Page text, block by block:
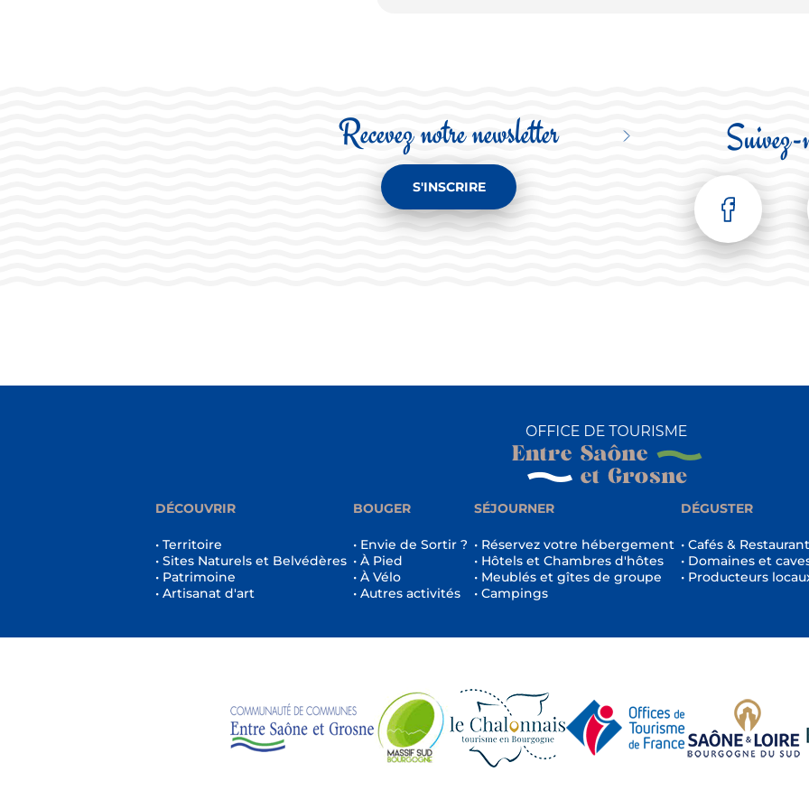
Recevez notre newsletter
S'INSCRIRE
Suivez-
DÉCOUVRIR
• Territoire
• Sites Naturels et Belvédères
• Patrimoine
• Artisanat d'art
BOUGER
• Envie de Sortir ?
• À Pied
• À Vélo
• Autres activités
SÉJOURNER
• Réservez votre hébergement
• Hôtels et Chambres d'hôtes
• Meublés et gîtes de groupe
• Campings
DÉGUSTER
• Cafés &
• Domaines et
• Producteurs